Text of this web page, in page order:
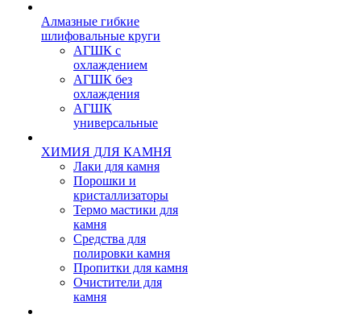
Алмазные гибкие
шлифовальные круги
АГШК с
охлаждением
АГШК без
охлаждения
АГШК
универсальные
ХИМИЯ ДЛЯ КАМНЯ
Лаки для камня
Порошки и
кристаллизаторы
Термо мастики для
камня
Средства для
полировки камня
Пропитки для камня
Очистители для
камня